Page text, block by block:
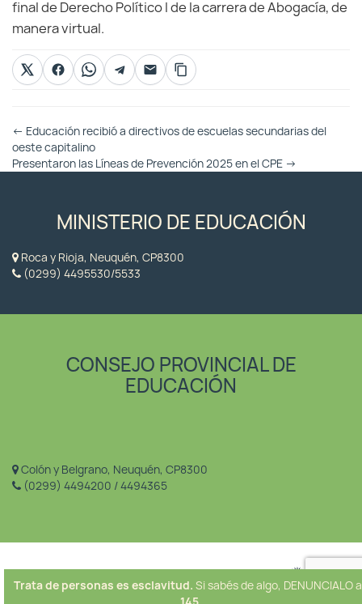
final de Derecho Político I de la carrera de Abogacía, de
manera virtual.
Otras
Entradas
← Educación recibió a directivos de escuelas secundarias del
oeste capitalino
Presentaron las Líneas de Prevención 2025 en el CPE →
MINISTERIO DE EDUCACIÓN
Roca y Rioja, Neuquén, CP8300
(0299) 4495530/5533
CONSEJO PROVINCIAL DE
EDUCACIÓN
Colón y Belgrano, Neuquén, CP8300
(0299) 4494200 / 4494365
Trata de personas es esclavitud. Si sabés de algo, DENUNCIALO